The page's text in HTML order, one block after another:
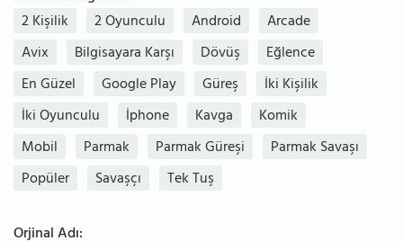
2 Kişilik
2 Oyunculu Android
Arcade
Avix
Bilgisayara Karşı Dövüş
Eğlence
En Güzel
Google Play Güreş
İki Kişilik
İki Oyunculu
İphone Kavga
Komik
Mobil
Parmak Parmak Güreşi
Parmak Savaşı
Popüler
Savaşçı Tek Tuş
Orjinal Adı: